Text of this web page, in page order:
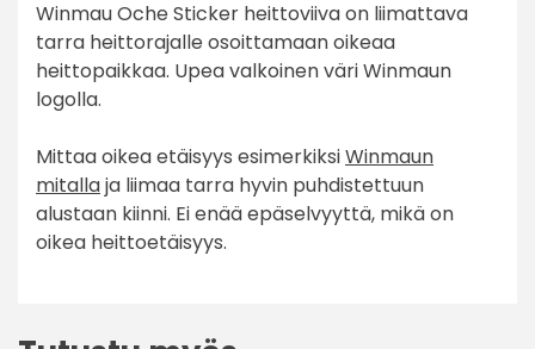
Winmau Oche Sticker heittoviiva on liimattava
tarra heittorajalle osoittamaan oikeaa
heittopaikkaa. Upea valkoinen väri Winmaun
logolla.
Mittaa oikea etäisyys esimerkiksiWinmaun
mitallaja liimaa tarra hyvin puhdistettuun
alustaan kiinni. Ei enää epäselvyyttä, mikä on
oikea heittoetäisyys.